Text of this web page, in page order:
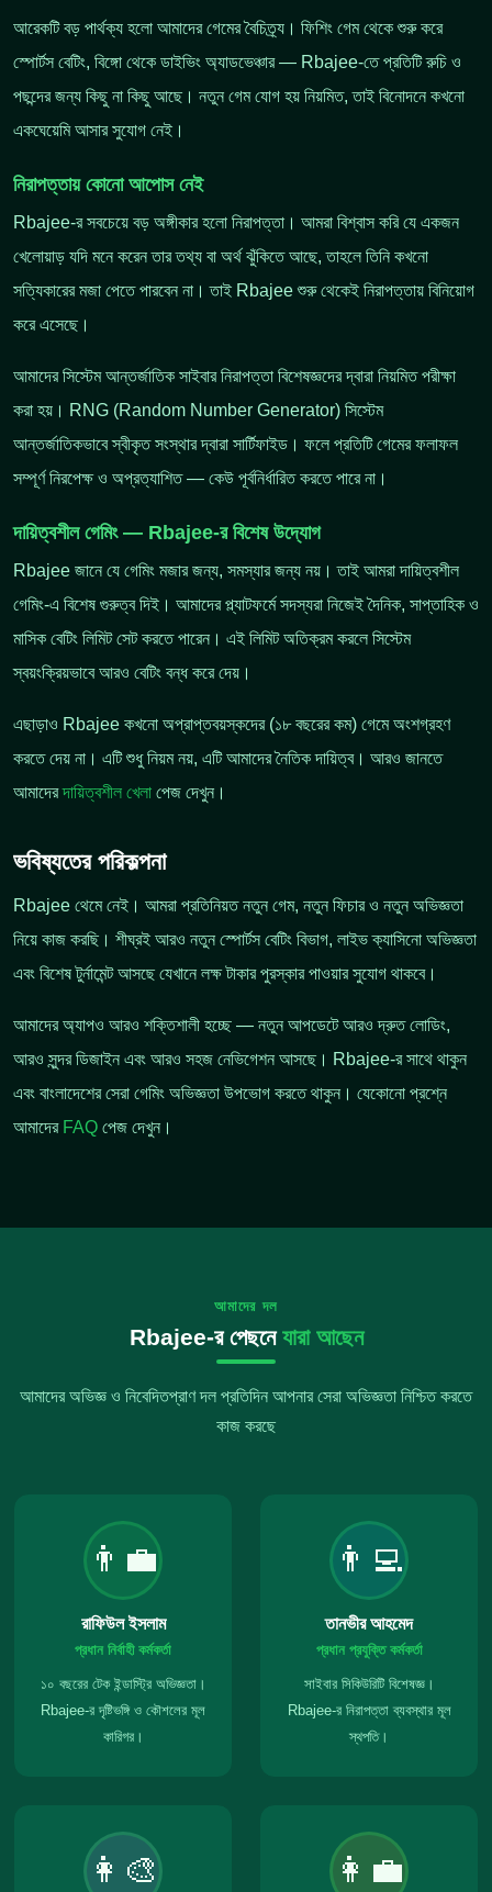
আরেকটি বড় পার্থক্য হলো আমাদের গেমের বৈচিত্র্য। ফিশিং গেম থেকে শুরু করে
স্পোর্টস বেটিং, বিঙ্গো থেকে ডাইভিং অ্যাডভেঞ্চার — Rbajee-তে প্রতিটি রুচি ও
পছন্দের জন্য কিছু না কিছু আছে। নতুন গেম যোগ হয় নিয়মিত, তাই বিনোদনে কখনো
একঘেয়েমি আসার সুযোগ নেই।
নিরাপত্তায় কোনো আপোস নেই
Rbajee-র সবচেয়ে বড় অঙ্গীকার হলো নিরাপত্তা। আমরা বিশ্বাস করি যে একজন
খেলোয়াড় যদি মনে করেন তার তথ্য বা অর্থ ঝুঁকিতে আছে, তাহলে তিনি কখনো
সত্যিকারের মজা পেতে পারবেন না। তাই Rbajee শুরু থেকেই নিরাপত্তায় বিনিয়োগ
করে এসেছে।
আমাদের সিস্টেম আন্তর্জাতিক সাইবার নিরাপত্তা বিশেষজ্ঞদের দ্বারা নিয়মিত পরীক্ষা
করা হয়। RNG (Random Number Generator) সিস্টেম
আন্তর্জাতিকভাবে স্বীকৃত সংস্থার দ্বারা সার্টিফাইড। ফলে প্রতিটি গেমের ফলাফল
সম্পূর্ণ নিরপেক্ষ ও অপ্রত্যাশিত — কেউ পূর্বনির্ধারিত করতে পারে না।
দায়িত্বশীল গেমিং — Rbajee-র বিশেষ উদ্যোগ
Rbajee জানে যে গেমিং মজার জন্য, সমস্যার জন্য নয়। তাই আমরা দায়িত্বশীল
গেমিং-এ বিশেষ গুরুত্ব দিই। আমাদের প্ল্যাটফর্মে সদস্যরা নিজেই দৈনিক, সাপ্তাহিক ও
মাসিক বেটিং লিমিট সেট করতে পারেন। এই লিমিট অতিক্রম করলে সিস্টেম
স্বয়ংক্রিয়ভাবে আরও বেটিং বন্ধ করে দেয়।
এছাড়াও Rbajee কখনো অপ্রাপ্তবয়স্কদের (১৮ বছরের কম) গেমে অংশগ্রহণ
করতে দেয় না। এটি শুধু নিয়ম নয়, এটি আমাদের নৈতিক দায়িত্ব। আরও জানতে
আমাদেরদায়িত্বশীল খেলা পেজ দেখুন।
ভবিষ্যতের পরিকল্পনা
Rbajee থেমে নেই। আমরা প্রতিনিয়ত নতুন গেম, নতুন ফিচার ও নতুন অভিজ্ঞতা
নিয়ে কাজ করছি। শীঘ্রই আরও নতুন স্পোর্টস বেটিং বিভাগ, লাইভ ক্যাসিনো অভিজ্ঞতা
এবং বিশেষ টুর্নামেন্ট আসছে যেখানে লক্ষ টাকার পুরস্কার পাওয়ার সুযোগ থাকবে।
আমাদের অ্যাপও আরও শক্তিশালী হচ্ছে — নতুন আপডেটে আরও দ্রুত লোডিং,
আরও সুন্দর ডিজাইন এবং আরও সহজ নেভিগেশন আসছে। Rbajee-র সাথে থাকুন
এবং বাংলাদেশের সেরা গেমিং অভিজ্ঞতা উপভোগ করতে থাকুন। যেকোনো প্রশ্নে
আমাদের FAQ পেজ দেখুন।
আমাদের দল
Rbajee-র পেছনেযারা আছেন
আমাদের অভিজ্ঞ ও নিবেদিতপ্রাণ দল প্রতিদিন আপনার সেরা অভিজ্ঞতা নিশ্চিত করতে
কাজ করছে
👨‍💼
রাফিউল ইসলাম
প্রধান নির্বাহী কর্মকর্তা
১০ বছরের টেক ইন্ডাস্ট্রি অভিজ্ঞতা।
Rbajee-র দৃষ্টিভঙ্গি ও কৌশলের মূল
কারিগর।
👨‍💻
তানভীর আহমেদ
প্রধান প্রযুক্তি কর্মকর্তা
সাইবার সিকিউরিটি বিশেষজ্ঞ।
Rbajee-র নিরাপত্তা ব্যবস্থার মূল
স্থপতি।
👩‍🎨 👩‍💼